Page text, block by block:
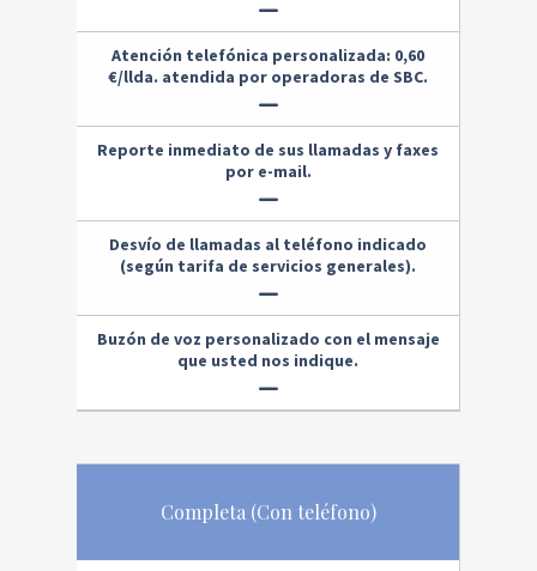
Atención telefónica personalizada: 0,60
€/llda. atendida por operadoras de SBC.
Reporte inmediato de sus llamadas y faxes
por e-mail.
Desvío de llamadas al teléfono indicado
(según tarifa de servicios generales).
Buzón de voz personalizado con el mensaje
que usted nos indique.
Completa (Con teléfono)